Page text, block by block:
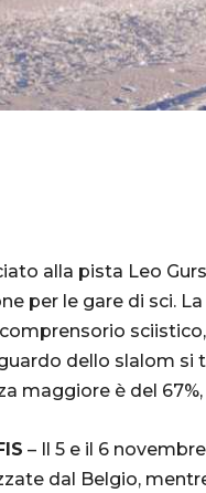
alla pista Leo
per le gare di sci.
dello slalom si
maggiore è del
– Il 5 e il 6
dal Belgio,